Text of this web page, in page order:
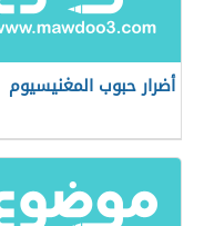
أضرار حبوب المغنيسيوم